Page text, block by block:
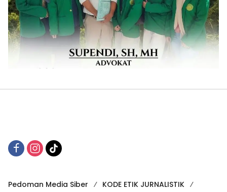
Pedoman Media Siber KODE ETIK JURNALISTIK